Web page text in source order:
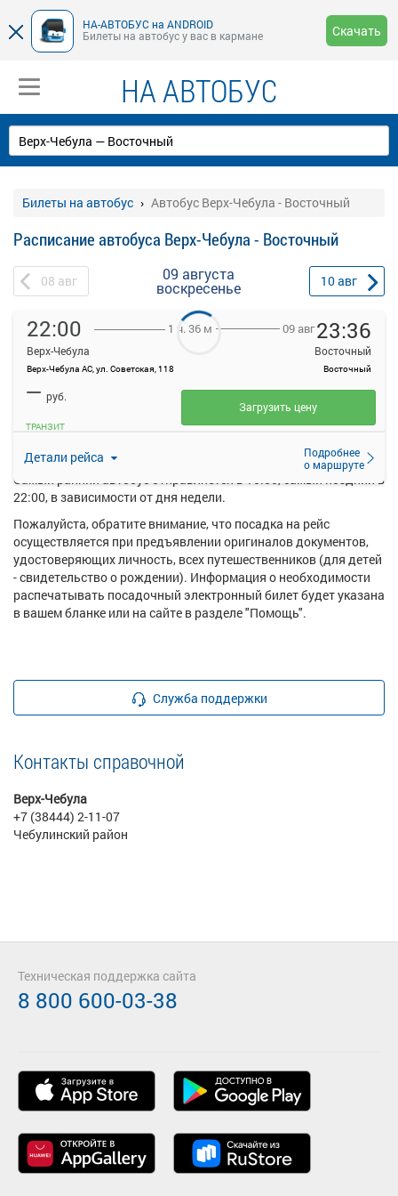
НА-АВТОБУС на ANDROID
Билеты на автобус у вас в кармане
Скачать
НА АВТОБУС
Билеты на автобус Автобус Верх-Чебула - Восточный
Расписание автобуса Верх-Чебула - Восточный
08 авг 09 августа
воскресенье 10авг
22:00
Верх-Чебула
Верх-Чебула АС, ул. Советская, 118
1 ч. 36 м 09 авг23:36
Восточный
Восточный
Детали рейса
Подробнее
о маршруте
— руб.
ТРАНЗИТ
Загрузить цену
На данной странице вы можете ознакомиться с расписанием и
купить билет онлайн на автобус Верх-Чебула - Восточный.
Перевозку пассажиров по данному направлению
осуществляют следующие перевозчики: Филиал ГПК ПАТ
пгт.Тяжинский.
Самый ранний автобус отправляется в 15:50, самый поздний в
22:00, в зависимости от дня недели.
Пожалуйста, обратите внимание, что посадка на рейс
осуществляется при предъявлении оригиналов документов,
удостоверяющих личность, всех путешественников (для детей
- свидетельство о рождении). Информация о необходимости
распечатывать посадочный электронный билет будет указана
в вашем бланке или на сайте в разделе "Помощь".
Служба поддержки
Контакты справочной
Верх-Чебула
+7 (38444) 2-11-07
Чебулинский район
Техническая поддержка сайта
8 800 600-03-38